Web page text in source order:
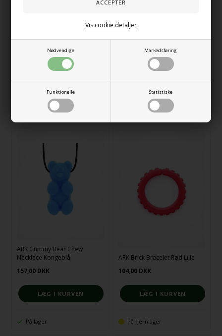
Nødvendige Markedsføring
Funktionelle Statistiske
Vis cookie detaljer
ARK RoboChew Sensory Chew
Necklace Turkis
DKK
ARK Soccer Ball Chew Necklace
Kongeblå
DKK
ARK Gummy Bear Chew
Necklace Kongeblå
157,00 DKK
På lager
ARK Brick Bracelet Rød Lille
104,00 DKK
På fjernlager